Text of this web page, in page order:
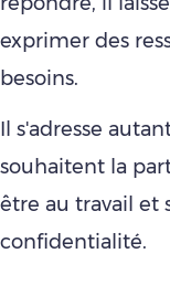
exprimer des
besoins.
Il s'adresse
souhaitent la
être au travail et
confidentialité.